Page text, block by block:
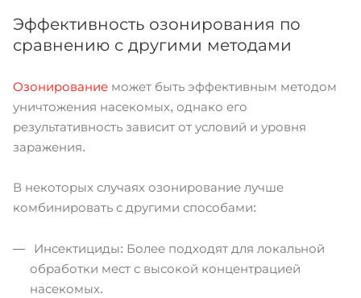
Эффективность озонирования по
сравнению с другими методами
Озонирование может быть эффективным методом
уничтожения насекомых, однако его
результативность зависит от условий и уровня
заражения.
В некоторых случаях озонирование лучше
комбинировать с другими способами:
Инсектициды: Более подходят для локальной
обработки мест с высокой концентрацией
насекомых.